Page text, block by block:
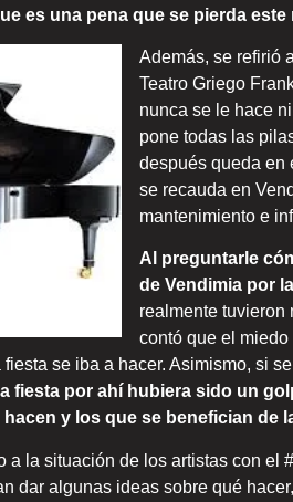
es una pena que se pierda este
Además, se refirió
Teatro Griego
nunca se le hace
pone todas las
después queda en
se recauda en
mantenimiento e
Al preguntarle
de Vendimia por
realmente tuvieron
contó que el
se iba a hacer. Asimismo, si
fiesta por ahí hubiera sido un
y los que se benefician de
a la situación de los artistas con el
dar algunas ideas sobre qué